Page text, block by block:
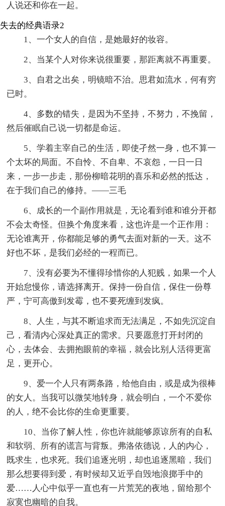
人说还和你在一起。
失去的经典语录2
1、一个女人的自信，是她最好的妆容。
2、当某个人对你来说很重要，那距离就不再重要。
3、自君之出矣，明镜暗不治。思君如流水，何有穷
已时。
4、多数的错失，是因为不坚持，不努力，不挽留，
然后催眠自己说一切都是命运。
5、学着主宰自己的生活，即使孑然一身，也不算一
个太坏的局面。不自怜、不自卑、不哀怨，一日一日
来，一步一步走，那份柳暗花明的喜乐和必然的抵达，
在于我们自己的修持。——三毛
6、成长的一个副作用就是，无论看到谁和谁分开都
不会太奇怪。但换个角度来看，这也许是一个正作用：
无论谁离开，你都能足够的勇气去面对新的一天。这不
好也不坏，是我们必经的一程而已。
7、没有必要为不懂得珍惜你的人犯贱，如果一个人
开始怠慢你，请选择离开。保持一份自信，保住一份尊
严，宁可高傲到发霉，也不要死缠到发疯。
8、人生，与其不断追求而无法满足，不如先沉淀自
己，看清内心深处真正的需求。只要愿意打开封闭的
心，去体会、去拥抱眼前的幸福，就会比别人活得更富
足，更开心。
9、爱一个人只有两条路，给他自由，或是成为很棒
的女人。当我可以微笑地转身，就会明白，一个不爱你
的人，绝不会比你的生命更重要。
10、当你了解人性，你也许就能够原谅所有的自私
和软弱、所有的谎言与背叛。弗洛依德说，人的内心，
既求生，也求死。我们追逐光明，却也追逐黑暗，我们
那么想要得到爱，有时候却又近乎自毁地浪掷手中的
爱……人心中似乎一直也有一片荒芜的夜地，留给那个
寂寞也幽暗的自我。